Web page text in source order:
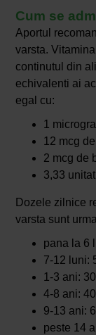
Cum se
Aportul
varsta.
continutul din
echivalenti ai
egal cu:
1
12 mcg
2 mcg de
3,33
Dozele zilnice
varsta sunt
pana la 6
7-12 luni:
1-3 ani:
4-8 ani:
9-13 ani:
peste 14